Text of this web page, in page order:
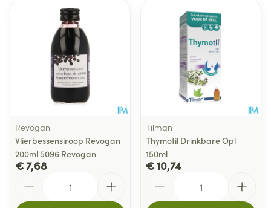
Revogan
Vlierbessensiroop Revogan
200ml 5096 Revogan
€ 7,68
Tilman
Thymotil Drinkbare Opl
150ml
€ 10,74